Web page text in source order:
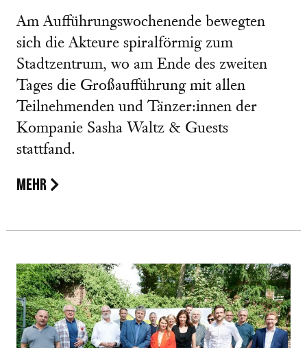
Am Aufführungswochenende bewegten
sich die Akteure spiralförmig zum
Stadtzentrum, wo am Ende des zweiten
Tages die Großaufführung mit allen
Teilnehmenden und Tänzer:innen der
Kompanie Sasha Waltz & Guests
stattfand.
MEHR